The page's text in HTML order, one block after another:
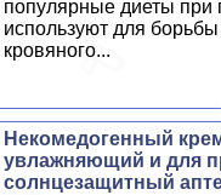
популярные диеты при
используют для
кровяного...
Некомедогенный
увлажняющий и для
солнцезащитный